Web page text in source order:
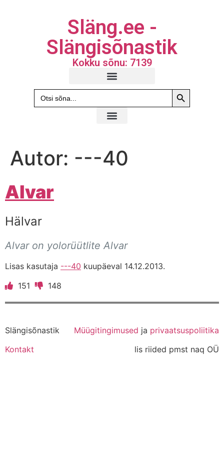
Släng.ee -
Slängisõnastik
Kokku sõnu: 7139
Search
for:
Search
Autor: ---40
Alvar
Hälvar
Alvar on yolorüütlite Alvar
Lisas kasutaja ---40 kuupäeval 14.12.2013.
151
148
Slängisõnastik Müügitingimused ja privaatsuspoliitika
Kontakt
lis riided pmst naq OÜ